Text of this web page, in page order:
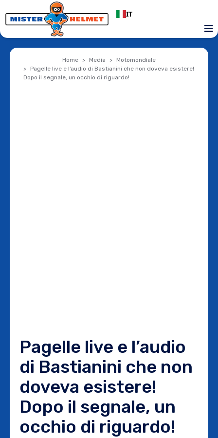
IT
Home Media
Motomondiale
Pagelle live e l’audio di Bastianini che non doveva esistere!
Dopo il segnale, un occhio di riguardo!
Pagelle live e l’audio
di Bastianini che non
doveva esistere!
Dopo il segnale, un
occhio di riguardo!